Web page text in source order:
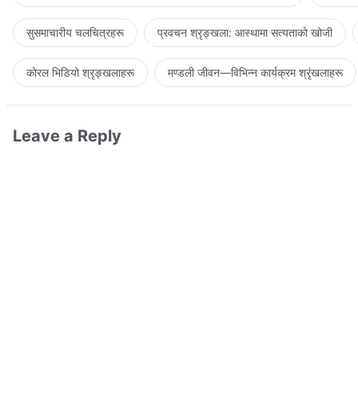
सुसमाचारीय चलचित्रहरू प्रवचन श्रृङ्खला: आस्थामा सत्यताको खोजी
कोरल भिडियो श्रृङ्खलाहरू मण्डली जीवन—विभिन्‍न कार्यक्रम श्रृंखलाहरू
Leave a Reply